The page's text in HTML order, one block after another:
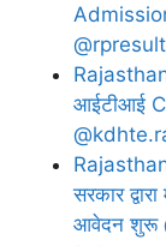
आईटीआई
सरकार
आवेदन शुरू